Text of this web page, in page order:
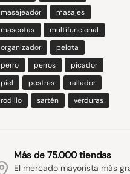
masajeador
masajes
mascotas
multifuncional
organizador
pelota
perro
perros
picador
piel
postres
rallador
rodillo
sartén verduras
Más de 75.000 tiendas
El mercado mayorista más